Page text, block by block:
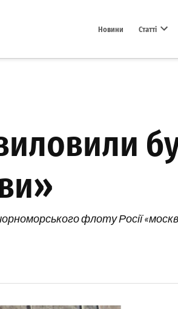
Новини Статті
флоту Росії